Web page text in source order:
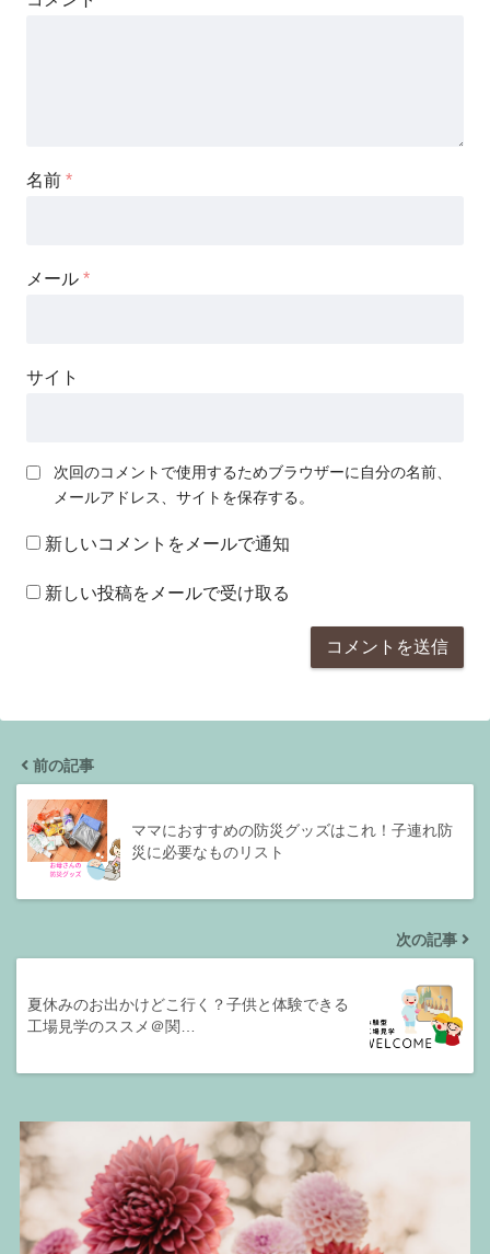
名前 *
メール *
サイト
次回のコメントで使用するためブラウザーに自分の名前、
メールアドレス、サイトを保存する。
新しいコメントをメールで通知
新しい投稿をメールで受け取る
前の記事
ママにおすすめの防災グッズはこれ！子連れ防
災に必要なものリスト
次の記事
夏休みのお出かけどこ行く？子供と体験できる
工場見学のススメ＠関…